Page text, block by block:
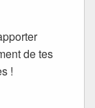
de tes
!